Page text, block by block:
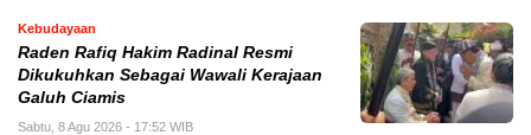
Kebudayaan
Raden Rafiq Hakim Radinal Resmi
Dikukuhkan Sebagai Wawali Kerajaan
Galuh Ciamis
Sabtu, 8 Agu 2026 - 17:52 WIB